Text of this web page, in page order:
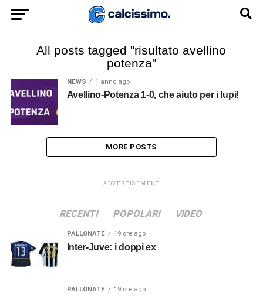
All posts tagged "risultato avellino
potenza"
NEWS 1 anno ago
Avellino-Potenza 1-0, che aiuto per i lupi!
MORE POSTS
ADVERTISEMENT
RECENTI POPOLARI VIDEO
PALLONATE 19 ore ago
Inter-Juve: i doppi ex
PALLONATE 19 ore ago